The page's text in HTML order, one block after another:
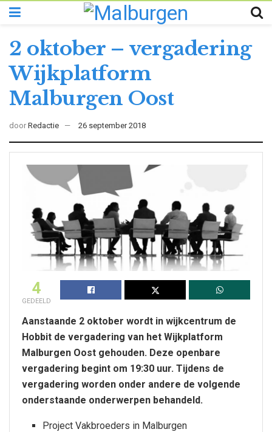
2 oktober – vergadering
Wijkplatform
Malburgen Oost
door Redactie 26 september 2018
4
GEDEELD
Aanstaande 2 oktober wordt in wijkcentrum de
Hobbit de vergadering van het Wijkplatform
Malburgen Oost gehouden. Deze openbare
vergadering begint om 19:30 uur. Tijdens de
vergadering worden onder andere de volgende
onderstaande onderwerpen behandeld.
Project Vakbroeders in Malburgen